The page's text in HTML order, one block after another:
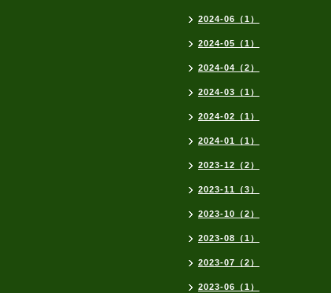
2024-06（1）
2024-05（1）
2024-04（2）
2024-03（1）
2024-02（1）
2024-01（1）
2023-12（2）
2023-11（3）
2023-10（2）
2023-08（1）
2023-07（2）
2023-06（1）